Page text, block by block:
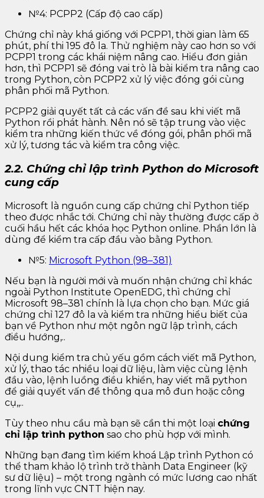
№4: PCPP2 (Cấp độ cao cấp)
Chứng chỉ này khá giống với PCPP1, thời gian làm 65
phút, phí thi 195 đô la. Thử nghiệm này cao hơn so với
PCPP1 trong các khái niệm nâng cao. Hiểu đơn giản
hơn, thì PCPP1 sẽ đóng vai trò là bài kiểm tra nâng cao
trong Python, còn PCPP2 xử lý việc đóng gói cùng
phân phối mã Python.
PCPP2 giải quyết tất cả các vấn đề sau khi viết mã
Python rồi phát hành. Nên nó sẽ tập trung vào việc
kiểm tra những kiến thức về đóng gói, phân phối mã
xử lý, tương tác và kiểm tra công việc.
2.2. Chứng chỉ lập trình Python do Microsoft
cung cấp
Microsoft là nguồn cung cấp chứng chỉ Python tiếp
theo được nhắc tới. Chứng chỉ này thường được cấp ở
cuối hầu hết các khóa học Python online. Phần lớn là
dùng để kiểm tra cấp đầu vào bằng Python.
№5: Microsoft Python (98–381)
Nếu bạn là người mới và muốn nhận chứng chỉ khác
ngoài Python Institute OpenEDG, thì chứng chỉ
Microsoft 98–381 chính là lựa chọn cho bạn. Mức giá
chứng chỉ 127 đô la và kiểm tra những hiểu biết của
bạn về Python như một ngôn ngữ lập trình, cách
điều hướng,..
Nội dung kiểm tra chủ yếu gồm cách viết mã Python,
xử lý, thao tác nhiều loại dữ liệu, làm việc cùng lệnh
đầu vào, lệnh luồng điều khiển, hay viết mã python
để giải quyết vấn đề thông qua mô đun hoặc công
cụ,,..
Tùy theo nhu cầu mà bạn sẽ cần thi một loại chứng
chỉ lập trình python sao cho phù hợp với mình.
Những bạn đang tìm kiếm khoá Lập trình Python có
thể tham khảo lộ trình trở thành Data Engineer (kỹ
sư dữ liệu) – một trong ngành có mức lương cao nhất
trong lĩnh vực CNTT hiện nay.